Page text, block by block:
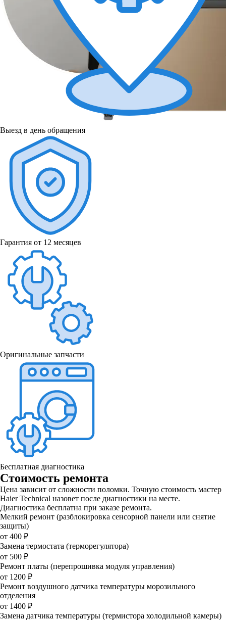
Выезд в день обращения
Гарантия от 12 месяцев
Оригинальные запчасти
Бесплатная диагностика
Стоимость ремонта
Цена зависит от сложности поломки. Точную стоимость мастер
Haier Technical назовет после диагностики на месте.
Диагностика бесплатна при заказе ремонта.
Мелкий ремонт (разблокировка сенсорной панели или снятие
защиты)
от 400 ₽
Замена термостата (терморегулятора)
от 500 ₽
Ремонт платы (перепрошивка модуля управления)
от 1200 ₽
Ремонт воздушного датчика температуры морозильного
отделения
от 1400 ₽
Замена датчика температуры (термистора холодильной камеры)